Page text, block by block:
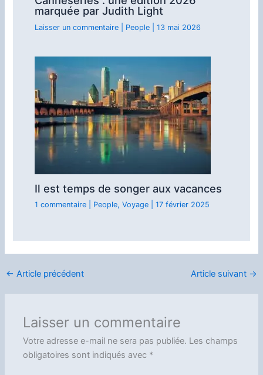
marquée par Judith Light
Laisser un commentaire People| 13 mai 2026
Il est temps de songer aux vacances
1 commentaire People, Voyage| 17 février 2025
← Article précédent Article suivant →
Laisser un commentaire
Votre adresse e-mail ne sera pas publiée. Les champs
obligatoires sont indiqués avec *